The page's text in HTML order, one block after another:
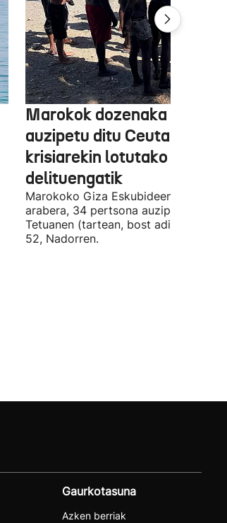
Marokok dozenaka
auzipetu ditu Ceutako
krisiarekin lotutako
delituengatik
Marokoko Giza Eskubideen
arabera, 34 pertsona auzipetu
Tetuanen (tartean, bost adingabe)
52, Nadorren.
Gaurkotasuna
Azken berriak